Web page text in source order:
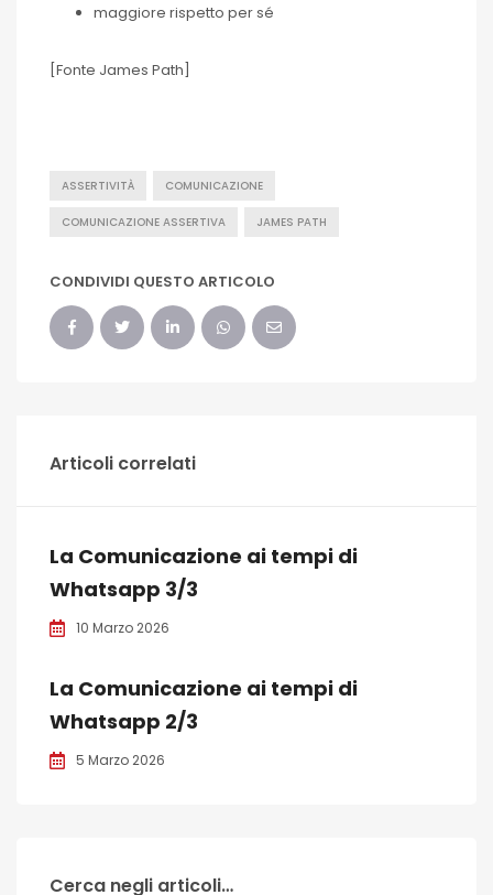
maggiore rispetto per sé
[Fonte James Path]
ASSERTIVITÀ COMUNICAZIONE
COMUNICAZIONE ASSERTIVA JAMES PATH
CONDIVIDI QUESTO ARTICOLO
Articoli correlati
La Comunicazione ai tempi di
Whatsapp 3/3
10 Marzo 2026
La Comunicazione ai tempi di
Whatsapp 2/3
5 Marzo 2026
Cerca negli articoli…